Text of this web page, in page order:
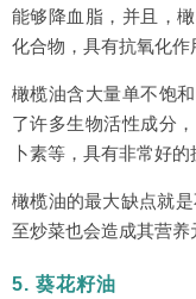
能够降血脂，并且，
化合物，具有抗氧化作
橄榄油含大量单不饱
了许多生物活性成分
卜素等，具有非常好
橄榄油的最大缺点就
至炒菜也会造成其营养
5. 葵花籽油